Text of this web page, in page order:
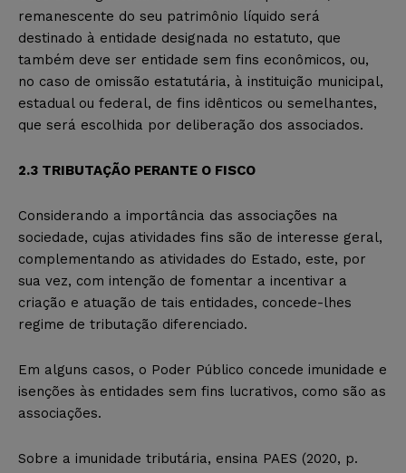
remanescente do seu patrimônio líquido será
destinado à entidade designada no estatuto, que
também deve ser entidade sem fins econômicos, ou,
no caso de omissão estatutária, à instituição municipal,
estadual ou federal, de fins idênticos ou semelhantes,
que será escolhida por deliberação dos associados.
2.3 TRIBUTAÇÃO PERANTE O FISCO
Considerando a importância das associações na
sociedade, cujas atividades fins são de interesse geral,
complementando as atividades do Estado, este, por
sua vez, com intenção de fomentar a incentivar a
criação e atuação de tais entidades, concede-lhes
regime de tributação diferenciado.
Em alguns casos, o Poder Público concede imunidade e
isenções às entidades sem fins lucrativos, como são as
associações.
Sobre a imunidade tributária, ensina PAES (2020, p.